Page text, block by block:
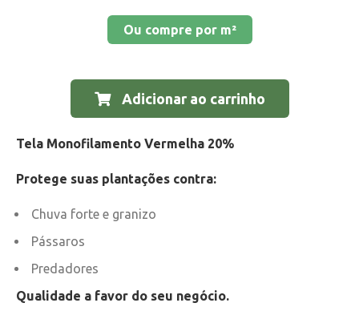
Ou compre por m²
Adicionar ao carrinho
Tela Monofilamento Vermelha 20%
Protege suas plantações contra:
Chuva forte e granizo
Pássaros
Predadores
Qualidade a favor do seu negócio.